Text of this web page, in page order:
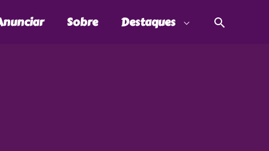
Sobre Destaques